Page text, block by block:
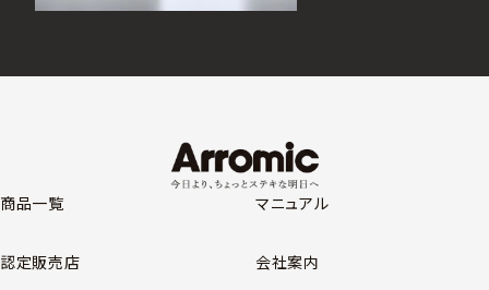
商品一覧 マニュアル
認定販売店 会社案内